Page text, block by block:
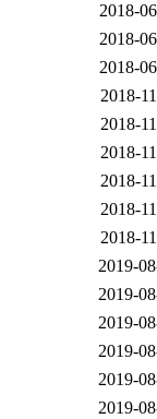
2018-
2018-
2018-
2018-
2018-
2018-
2018-
2018-
2018-
2019-
2019-
2019-
2019-
2019-
2019-